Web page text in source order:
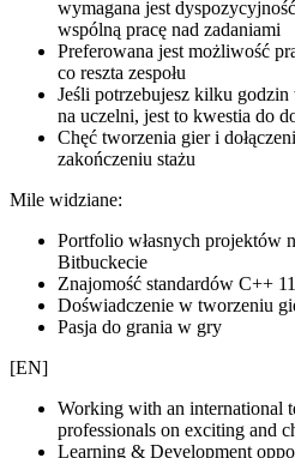
wymagana jest
wspólną pracę nad zadaniami
Preferowana jest możliwość
co reszta zespołu
Jeśli potrzebujesz kilku godzin
na uczelni, jest to kwestia do
Chęć tworzenia gier i
zakończeniu stażu
Mile widziane:
Portfolio własnych projektów
Bitbuckecie
Znajomość standardów C++
Doświadczenie w tworzeniu
Pasja do grania w gry
[EN]
Working with an international
professionals on exciting and
Learning & Development